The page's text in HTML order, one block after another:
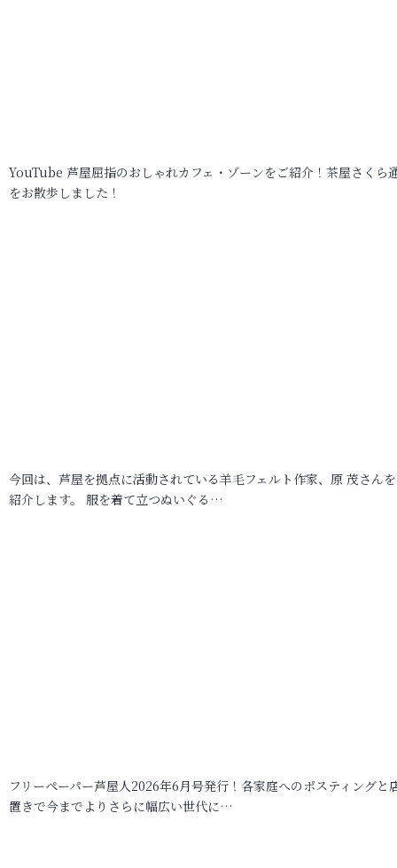
YouTube 芦屋屈指のおしゃれカフェ・ゾーンをご紹介！茶屋さくら
をお散歩しました！
今回は、芦屋を拠点に活動されている羊毛フェルト作家、原 茂さん
紹介します。 服を着て立つぬいぐる…
フリーペーパー芦屋人2026年6月号発行！各家庭へのポスティングと
置きで今までよりさらに幅広い世代に…